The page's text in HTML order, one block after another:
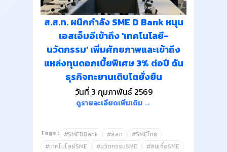
ส.ส.ท. ผนึกกำลัง SME D Bank หนุน
เอสเอ็มอีเข้าถึง 'เทคโนโลยี-
นวัตกรรม' เพิ่มศักยภาพและเข้าถึง
แหล่งทุนดอกเบี้ยพิเศษ 3% ต่อปี ดัน
ธุรกิจทะยานเติบโตยั่งยืน
วันที่ 3 กุมภาพันธ์ 2569
ดูรายละเอียดเพิ่มเติม →
Tags : #SMEDBank #สสท
#SMEไทย
#เทคโนโลยีSME
#นวัตกรรมSME
#สินเชื่อSME